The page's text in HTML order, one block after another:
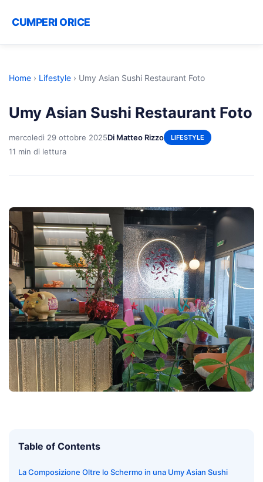
CUMPERI ORICE
Home › Lifestyle › Umy Asian Sushi Restaurant Foto
Umy Asian Sushi Restaurant Foto
mercoledì 29 ottobre 2025Di Matteo Rizzo LIFESTYLE
11 min di lettura
Table of Contents
La Composizione Oltre lo Schermo in una Umy Asian Sushi